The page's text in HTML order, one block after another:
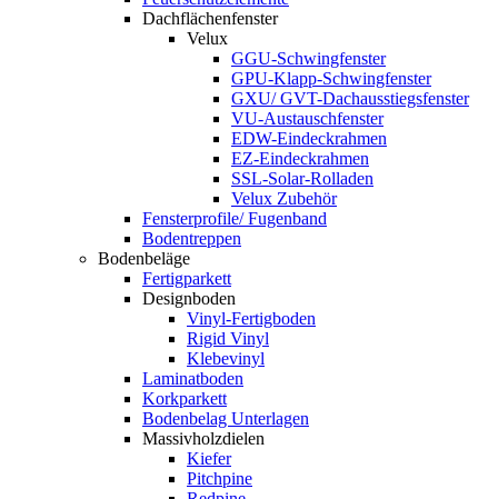
Dachflächenfenster
Velux
GGU-Schwingfenster
GPU-Klapp-Schwingfenster
GXU/ GVT-Dachausstiegsfenster
VU-Austauschfenster
EDW-Eindeckrahmen
EZ-Eindeckrahmen
SSL-Solar-Rolladen
Velux Zubehör
Fensterprofile/ Fugenband
Bodentreppen
Bodenbeläge
Fertigparkett
Designboden
Vinyl-Fertigboden
Rigid Vinyl
Klebevinyl
Laminatboden
Korkparkett
Bodenbelag Unterlagen
Massivholzdielen
Kiefer
Pitchpine